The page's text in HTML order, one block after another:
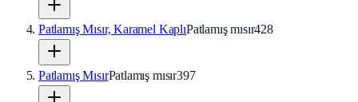
Patlamış Mısır, Karamel KaplıPatlamış mısır428
Patlamış MısırPatlamış mısır397